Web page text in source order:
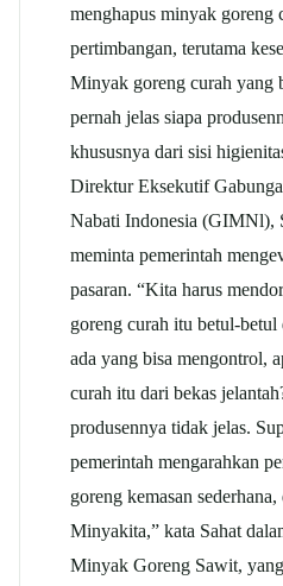
menghapus minyak goreng
pertimbangan, terutama
Minyak goreng curah yang
pernah jelas siapa
khususnya dari sisi
Direktur Eksekutif
Nabati Indonesia (GIMNl),
meminta pemerintah
pasaran. “Kita harus
goreng curah itu betul-
ada yang bisa mengontrol,
curah itu dari bekas
produsennya tidak jelas.
pemerintah mengarahkan
goreng kemasan
Minyakita,” kata Sahat
Minyak Goreng Sawit,